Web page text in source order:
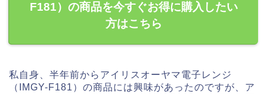
F181）の商品を今すぐお得に購入したい
方はこちら
私自身、半年前からアイリスオーヤマ電子レンジ
（IMGY-F181）の商品には興味があったのですが、ア